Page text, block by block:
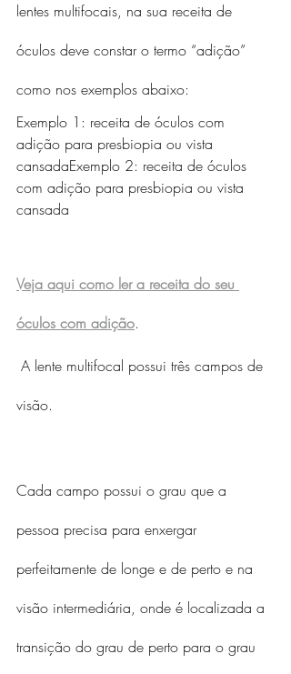
lentes multifocais, na sua receita de
óculos deve constar o termo “adição”
como nos exemplos abaixo:
Exemplo 1: receita de óculos com
adição para presbiopia ou vista
cansadaExemplo 2: receita de óculos
com adição para presbiopia ou vista
cansada
Veja aqui como ler a receita do seu
óculos com adição.
visão.
Cada campo possui o grau que a
pessoa precisa para enxergar
perfeitamente de longe e de perto e na
visão intermediária, onde é localizada a
transição do grau de perto para o grau